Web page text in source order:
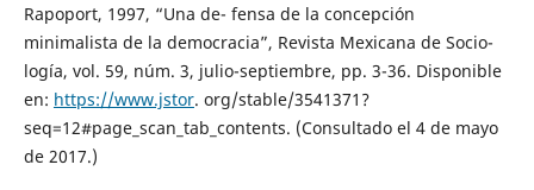
Rapoport, 1997, “Una de- fensa de la concepción
minimalista de la democracia”, Revista Mexicana de Socio-
logía, vol. 59, núm. 3, julio-septiembre, pp. 3-36. Disponible
en: https://www.jstor. org/stable/3541371?
seq=12#page_scan_tab_contents. (Consultado el 4 de mayo
de 2017.)